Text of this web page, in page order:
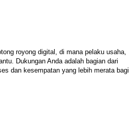
royong digital, di mana pelaku usaha,
Dukungan Anda adalah bagian dari
dan kesempatan yang lebih merata bagi